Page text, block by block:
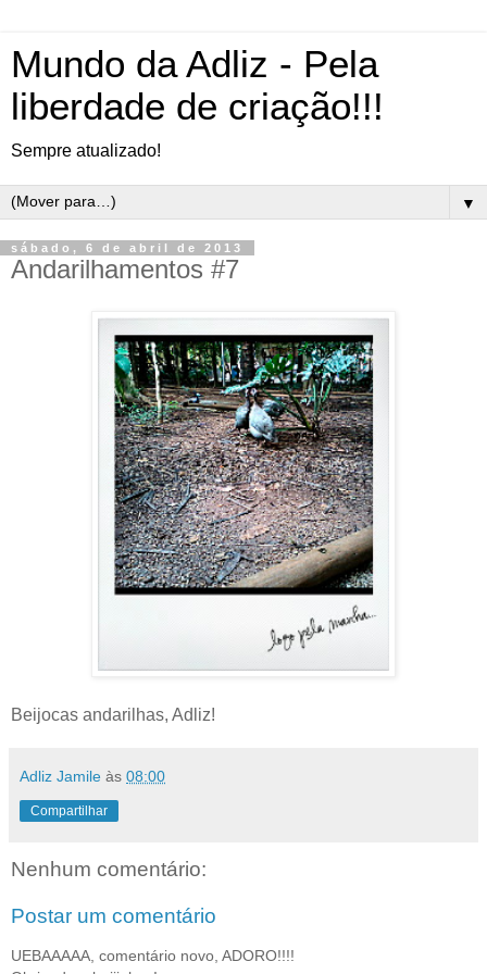
Mundo da Adliz - Pela
liberdade de criação!!!
Sempre atualizado!
▼
sábado, 6 de abril de 2013
Andarilhamentos #7
Beijocas andarilhas, Adliz!
Adliz Jamile às 08:00
Compartilhar
Nenhum comentário:
Postar um comentário
UEBAAAAA, comentário novo, ADORO!!!!